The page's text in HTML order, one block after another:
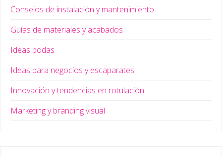
Consejos de instalación y mantenimiento
Guías de materiales y acabados
Ideas bodas
Ideas para negocios y escaparates
Innovación y tendencias en rotulación
Marketing y branding visual